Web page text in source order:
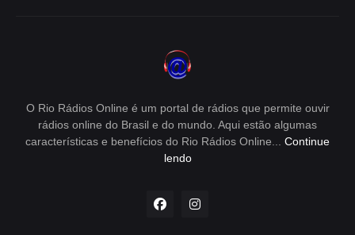
O Rio Rádios Online é um portal de rádios que permite ouvir
rádios online do Brasil e do mundo. Aqui estão algumas
características e benefícios do Rio Rádios Online...
Continue
lendo